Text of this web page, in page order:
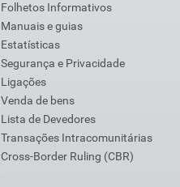
Folhetos Informativos
Manuais e guias
Estatísticas
Segurança e Privacidade
Ligações
Venda de bens
Lista de Devedores
Transações Intracomunitárias
Cross-Border Ruling (CBR)